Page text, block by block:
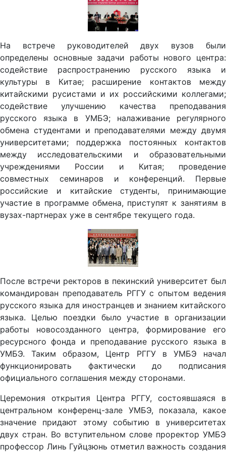
На встрече руководителей двух вузов были
определены основные задачи работы нового центра:
содействие распространению русского языка и
культуры в Китае; расширение контактов между
китайскими русистами и их российскими коллегами;
содействие улучшению качества преподавания
русского языка в УМБЭ; налаживание регулярного
обмена студентами и преподавателями между двумя
университетами; поддержка постоянных контактов
между исследовательскими и образовательными
учреждениями России и Китая; проведение
совместных семинаров и конференций. Первые
российские и китайские студенты, принимающие
участие в программе обмена, приступят к занятиям в
вузах-партнерах уже в сентябре текущего года.
После встречи ректоров в пекинский университет был
командирован преподаватель РГГУ с опытом ведения
русского языка для иностранцев и знанием китайского
языка. Целью поездки было участие в организации
работы новосозданного центра, формирование его
ресурсного фонда и преподавание русского языка в
УМБЭ. Таким образом, Центр РГГУ в УМБЭ начал
функционировать фактически до подписания
официального соглашения между сторонами.
Церемония открытия Центра РГГУ, состоявшаяся в
центральном конференц-зале УМБЭ, показала, какое
значение придают этому событию в университетах
двух стран. Во вступительном слове проректор УМБЭ
профессор Линь Гуйцзюнь отметил важность создания